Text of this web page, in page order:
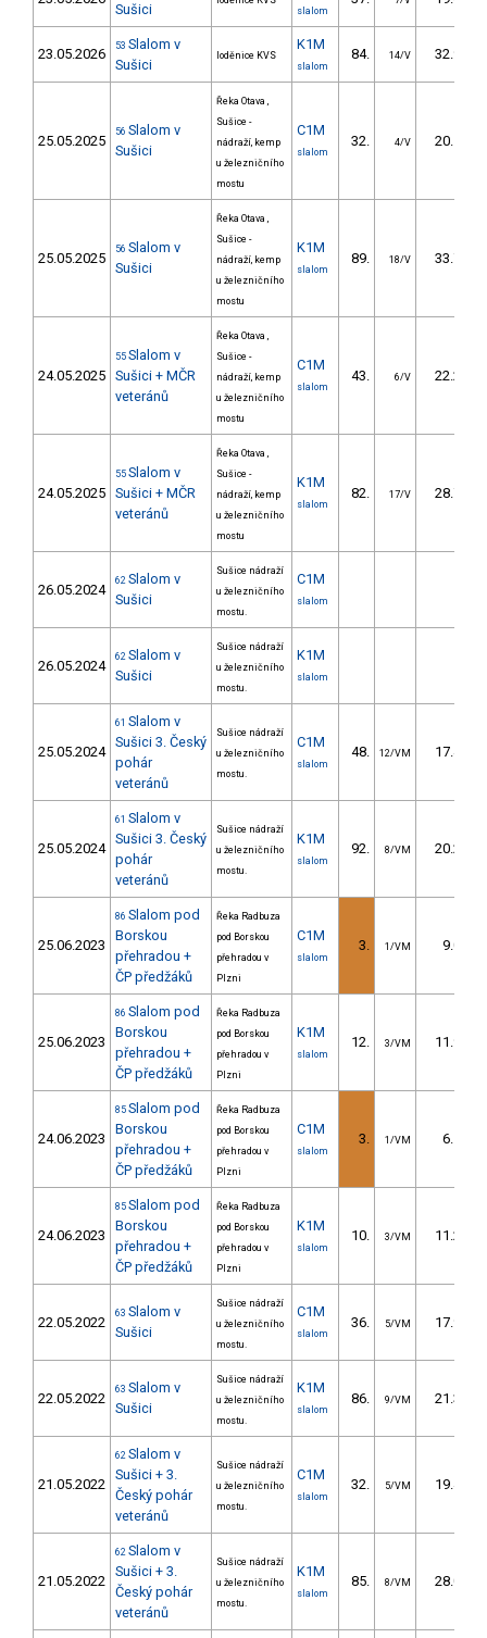
Sušici
slalom
23.05.2026 53 Slalom v
Sušici
loděnice KVS
K1M
slalom
84. 14/V 32.93
25.05.2025
56 Slalom v
Sušici
Řeka Otava ,
Sušice -
nádraží, kemp
u železničního
mostu
C1M
slalom
32. 4/V 20.17
25.05.2025
56 Slalom v
Sušici
Řeka Otava ,
Sušice -
nádraží, kemp
u železničního
mostu
K1M
slalom
89. 18/V 33.78
24.05.2025
55 Slalom v
Sušici + MČR
veteránů
Řeka Otava ,
Sušice -
nádraží, kemp
u železničního
mostu
C1M
slalom
43. 6/V 22.20
24.05.2025
55 Slalom v
Sušici + MČR
veteránů
Řeka Otava ,
Sušice -
nádraží, kemp
u železničního
mostu
K1M
slalom
82. 17/V 28.76
26.05.2024
62 Slalom v
Sušici
Sušice nádraží
u železničního
mostu.
C1M
slalom
26.05.2024
62 Slalom v
Sušici
Sušice nádraží
u železničního
mostu.
K1M
slalom
25.05.2024
61 Slalom v
Sušici 3. Český
pohár
veteránů
Sušice nádraží
u železničního
mostu.
C1M
slalom
48. 12/VM 17.41
25.05.2024
61 Slalom v
Sušici 3. Český
pohár
veteránů
Sušice nádraží
u železničního
mostu.
K1M
slalom
92. 8/VM 20.26
25.06.2023
86 Slalom pod
Borskou
přehradou +
ČP předžáků
Řeka Radbuza
pod Borskou
přehradou v
Plzni
C1M
slalom
3. 1/VM 9.00
25.06.2023
86 Slalom pod
Borskou
přehradou +
ČP předžáků
Řeka Radbuza
pod Borskou
přehradou v
Plzni
K1M
slalom
12. 3/VM 11.90
24.06.2023
85 Slalom pod
Borskou
přehradou +
ČP předžáků
Řeka Radbuza
pod Borskou
přehradou v
Plzni
C1M
slalom
3. 1/VM 6.50
24.06.2023
85 Slalom pod
Borskou
přehradou +
ČP předžáků
Řeka Radbuza
pod Borskou
přehradou v
Plzni
K1M
slalom
10. 3/VM 11.20
22.05.2022
63 Slalom v
Sušici
Sušice nádraží
u železničního
mostu.
C1M
slalom
36. 5/VM 17.91
22.05.2022
63 Slalom v
Sušici
Sušice nádraží
u železničního
mostu.
K1M
slalom
86. 9/VM 21.38
21.05.2022
62 Slalom v
Sušici + 3.
Český pohár
veteránů
Sušice nádraží
u železničního
mostu.
C1M
slalom
32. 5/VM 19.45
21.05.2022
62 Slalom v
Sušici + 3.
Český pohár
veteránů
Sušice nádraží
u železničního
mostu.
K1M
slalom
85. 8/VM 28.05